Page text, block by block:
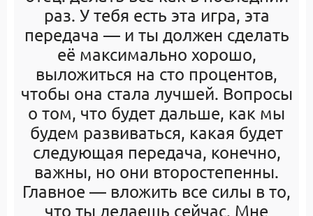
раз. У тебя есть эта игра, эта
передача — и ты должен сделать
её максимально хорошо,
выложиться на сто процентов,
чтобы она стала лучшей. Вопросы
о том, что будет дальше, как мы
будем развиваться, какая будет
следующая передача, конечно,
важны, но они второстепенны.
Главное — вложить все силы в то,
что ты делаешь сейчас. Мне